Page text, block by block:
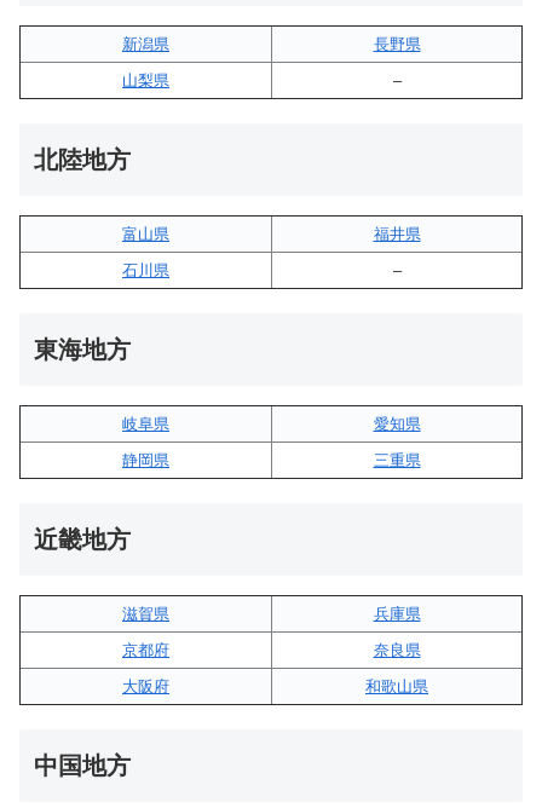
新潟県
長野県
山梨県
–
北陸地方
富山県
福井県
石川県
–
東海地方
岐阜県
愛知県
静岡県
三重県
近畿地方
滋賀県
兵庫県
京都府
奈良県
大阪府
和歌山県
中国地方